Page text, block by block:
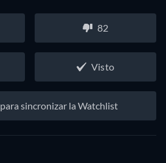
82
Visto
para sincronizar la Watchlist